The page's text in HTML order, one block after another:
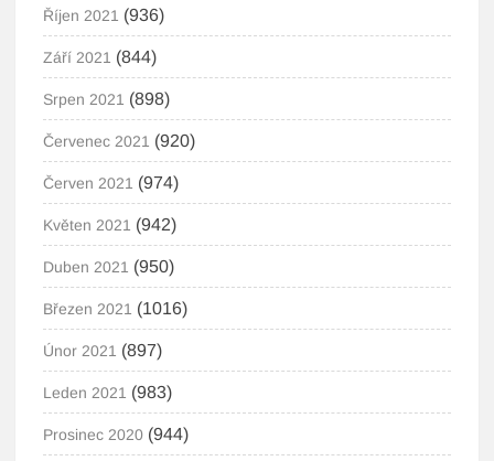
Říjen 2021 (936)
Září 2021 (844)
Srpen 2021 (898)
Červenec 2021 (920)
Červen 2021 (974)
Květen 2021 (942)
Duben 2021 (950)
Březen 2021 (1016)
Únor 2021 (897)
Leden 2021 (983)
Prosinec 2020 (944)